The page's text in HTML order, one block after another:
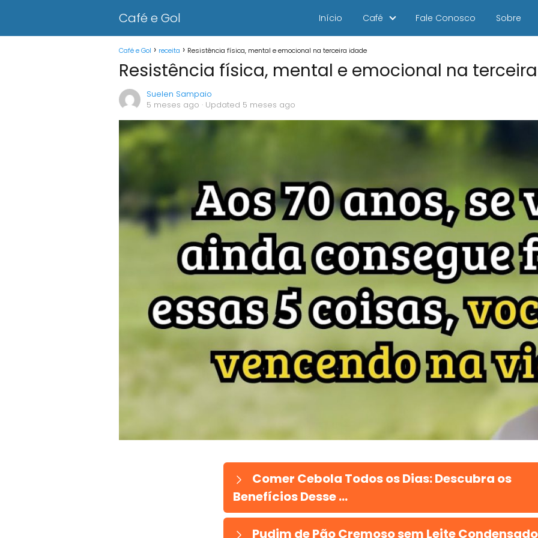
Café e Gol Início Café Fale Conosco Sobre
Café e Gol receita Resistência física, mental e emocional na terceira idade
Resistência física, mental e emocional na
Suelen Sampaio
5 meses ago · Updated 5 meses ago
Comer Cebola Todos os Dias: Descubra os
Benefícios Desse ...
Pudim de Pão Cremoso sem Leite